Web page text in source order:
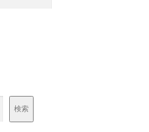
検索